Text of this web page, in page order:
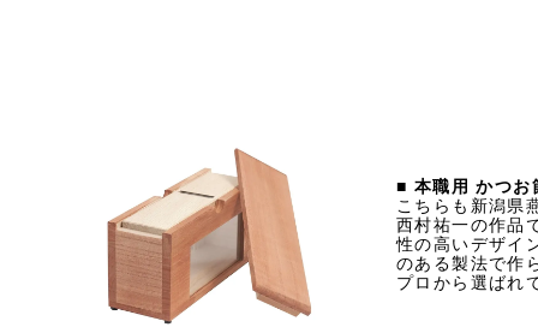
■ 本職用 かつお
こちらも新潟県
西村祐一の作品
性の高いデザイ
のある製法で作
プロから選ばれ